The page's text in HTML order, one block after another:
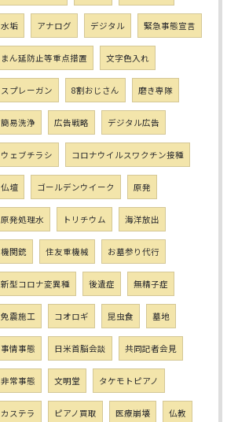
水垢 アナログ デジタル 緊急事態宣言
まん延防止等重点措置 文字色入れ
スプレーガン 8割おじさん 磨き専隊
簡易洗浄 広告戦略 デジタル広告
ウェブチラシ コロナウイルスワクチン接種
仏壇 ゴールデンウイーク 原発
原発処理水 トリチウム 海洋放出
機関銃 住友重機械 お墓参り代行
新型コロナ変異種 後遺症 無精子症
免震施工 コオロギ 昆虫食 墓地
事情事態 日米首脳会談 共同記者会見
非常事態 文明堂 タケモトピアノ
カステラ ピアノ買取 医療崩壊 仏教